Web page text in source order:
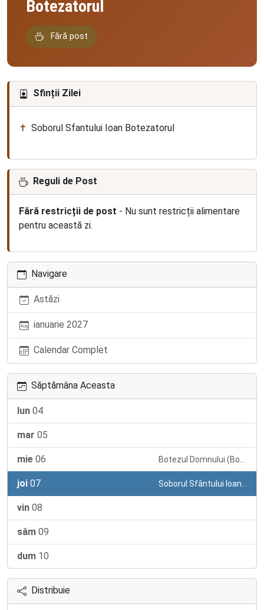
Botezatorul
Fără post
Sfinții Zilei
Soborul Sfantului Ioan Botezatorul
Reguli de Post
Fără restricții de post - Nu sunt restricții alimentare
pentru această zi.
Navigare
Astăzi
ianuarie 2027
Calendar Complet
Săptămâna Aceasta
lun 04
mar 05
mie 06
joi 07
vin 08
sâm 09
dum 10
Distribuie